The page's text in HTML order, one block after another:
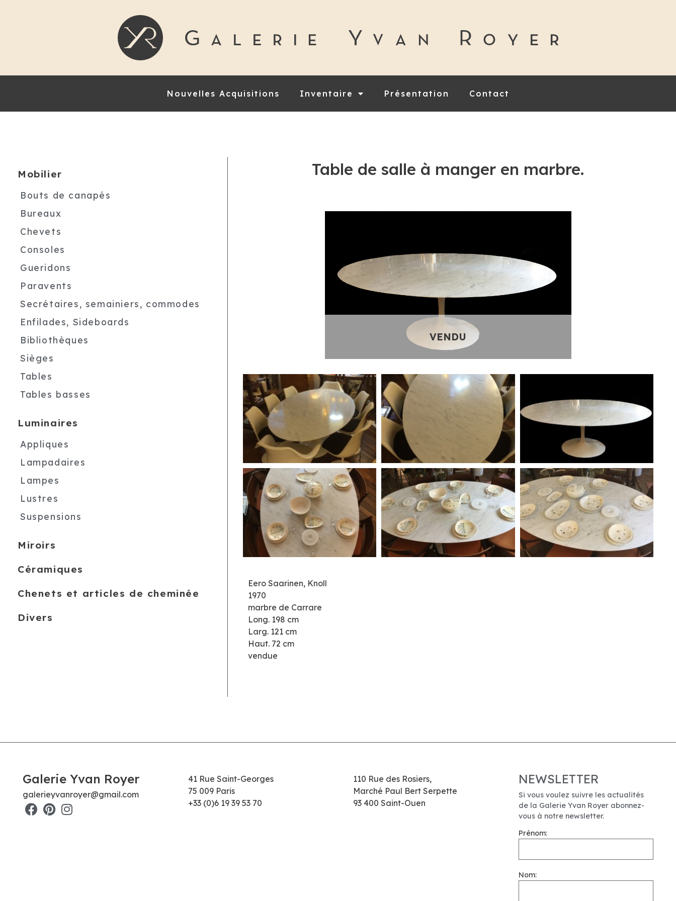
Nouvelles Acquisitions Inventaire Présentation Contact
Mobilier
Bouts de canapés
Bureaux
Chevets
Consoles
Gueridons
Paravents
Secrétaires, semainiers, commodes
Enfilades, Sideboards
Bibliothèques
Sièges
Tables
Tables basses
Luminaires
Appliques
Lampadaires
Lampes
Lustres
Suspensions
Miroirs
Céramiques
Chenets et articles de cheminée
Divers
Table de salle à manger en marbre.
Eero Saarinen, Knoll
1970
marbre de Carrare
Long. 198 cm
Larg. 121 cm
Haut. 72 cm
vendue
Galerie Yvan Royer
galerieyvanroyer@gmail.com
41 Rue Saint-Georges
75 009 Paris
+33 (0)6 19 39 53 70
110 Rue des Rosiers,
Marché Paul Bert Serpette
93 400 Saint-Ouen
NEWSLETTER
Si vous voulez suivre les actualités
de la Galerie Yvan Royer abonnez-
vous à notre newsletter.
Prénom:
Nom: